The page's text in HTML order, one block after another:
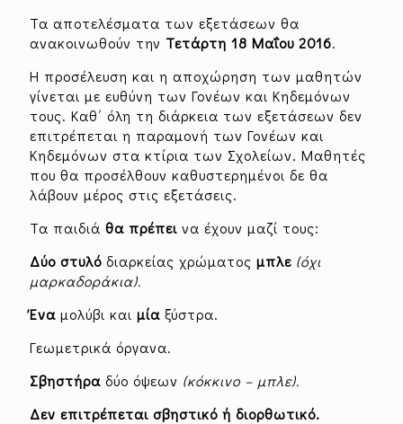
Τα αποτελέσματα των εξετάσεων θα
ανακοινωθούν την Τετάρτη 18 Μαΐου 2016.
H προσέλευση και η αποχώρηση των μαθητών
γίνεται με ευθύνη των Γονέων και Κηδεμόνων
τους. Καθ΄ όλη τη διάρκεια των εξετάσεων δεν
επιτρέπεται η παραμονή των Γονέων και
Κηδεμόνων στα κτίρια των Σχολείων. Μαθητές
που θα προσέλθουν καθυστερημένοι δε θα
λάβουν μέρος στις εξετάσεις.
Τα παιδιά θα πρέπει να έχουν μαζί τους:
Δύο στυλό διαρκείας χρώματος μπλε (όχι
μαρκαδοράκια).
Ένα μολύβι και μία ξύστρα.
Γεωμετρικά όργανα.
Σβηστήρα δύο όψεων (κόκκινο – μπλε).
Δεν επιτρέπεται σβηστικό ή διορθωτικό.